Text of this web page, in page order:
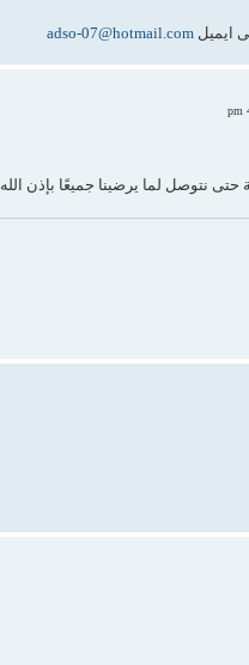
ايميل adso-07@hotmail.com
نتوصل لما يرضينا جميعًا بإذن الله